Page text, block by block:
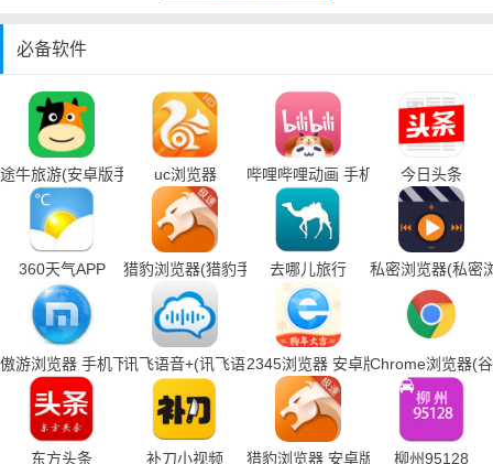
必备软件
途牛旅游(安卓版手机下载)uc浏览器 哔哩哔哩动画 手机下载今日头条
360天气APP 猎豹浏览器(猎豹手机浏览器下载)
去哪儿旅行 私密浏览器(私密
傲游浏览器 手机下载讯飞语音+(讯飞语音输入法手机下载)
2345浏览器 安卓版Chrome浏览器(
东方头条 补刀小视频 猎豹浏览器 安卓版 柳州95128